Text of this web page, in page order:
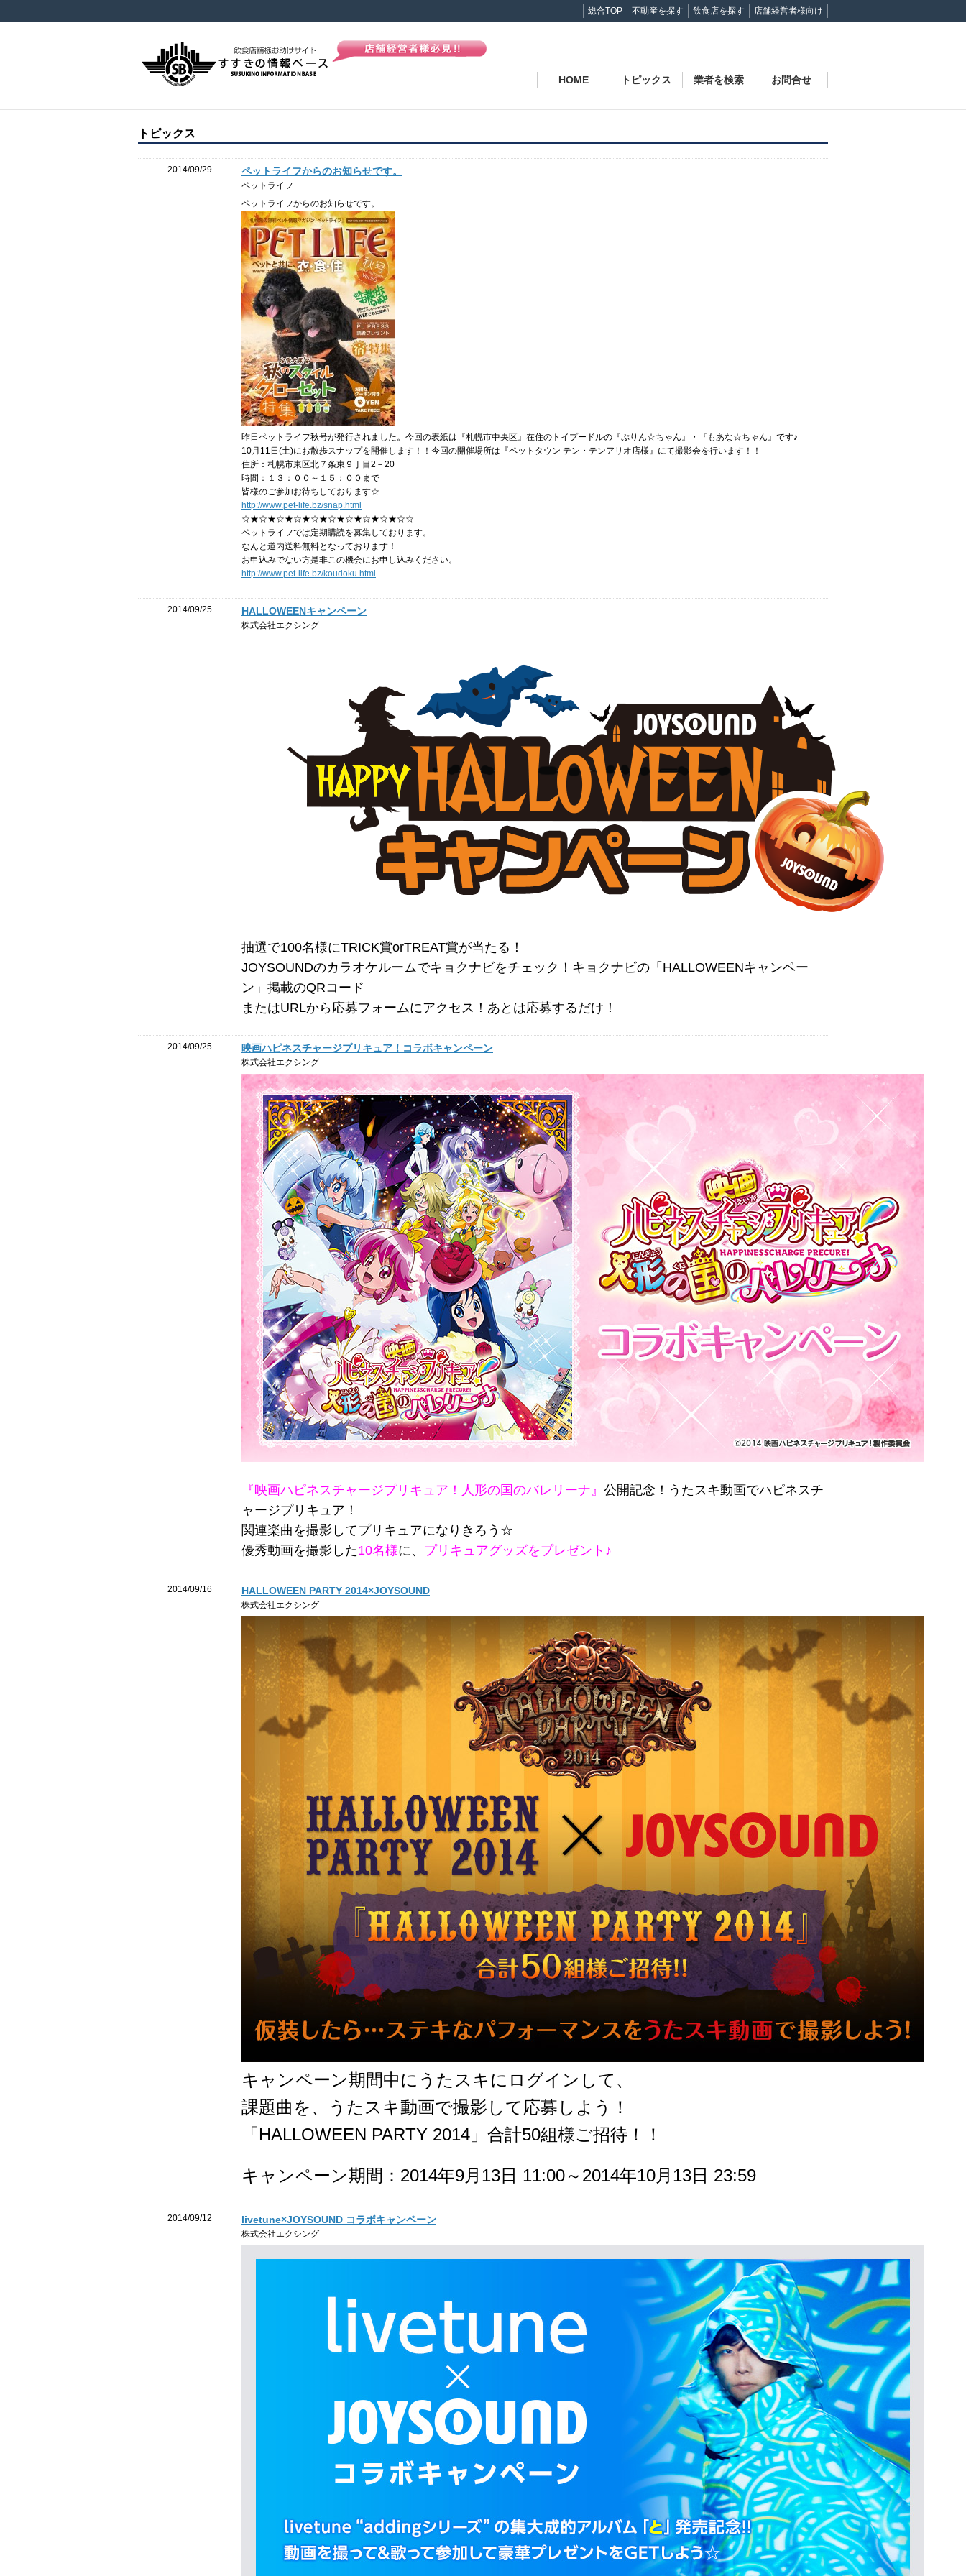
総合TOP 不動産を探す 飲食店を探す 店舗経営者様向け
HOME トピックス 業者を検索 お問合せ
トピックス
2014/09/29 ペットライフからのお知らせです。
ペットライフ
ペットライフからのお知らせです。
昨日ペットライフ秋号が発行されました。今回の表紙は『札幌市中央区』在住のトイプードルの『ぷりん☆ちゃん』・『もあな☆ちゃん』です♪
10月11日(土)にお散歩スナップを開催します！！今回の開催場所は『ペットタウン テン・テンアリオ店様』にて撮影会を行います！！
住所：札幌市東区北７条東９丁目2－20
時間：１３：００～１５：００まで
皆様のご参加お待ちしております☆
http://www.pet-life.bz/snap.html
☆★☆★☆★☆★☆★☆★☆★☆★☆★☆☆
ペットライフでは定期購読を募集しております。
なんと道内送料無料となっております！
お申込みでない方是非この機会にお申し込みください。
http://www.pet-life.bz/koudoku.html
2014/09/25 HALLOWEENキャンペーン
株式会社エクシング
抽選で100名様にTRICK賞orTREAT賞が当たる！
JOYSOUNDのカラオケルームでキョクナビをチェック！キョクナビの「HALLOWEENキャンペー
ン」掲載のQRコード
またはURLから応募フォームにアクセス！あとは応募するだけ！
2014/09/25 映画ハピネスチャージプリキュア！コラボキャンペーン
株式会社エクシング
『映画ハピネスチャージプリキュア！人形の国のバレリーナ』 公開記念！うたスキ動画でハピネスチ
ャージプリキュア！
関連楽曲を撮影してプリキュアになりきろう☆
優秀動画を撮影した10名様に、 プリキュアグッズをプレゼント♪
2014/09/16 HALLOWEEN PARTY 2014×JOYSOUND
株式会社エクシング
キャンペーン期間中にうたスキにログインして、
課題曲を、うたスキ動画で撮影して応募しよう！
「HALLOWEEN PARTY 2014」合計50組様ご招待！！
キャンペーン期間： 2014年9月13日 11:00～ 2014年10月13日 23:59
2014/09/12 livetune×JOYSOUND コラボキャンペーン
株式会社エクシング